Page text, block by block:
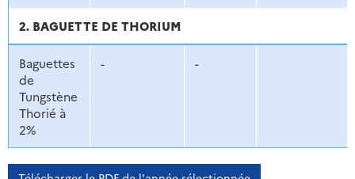
2. BAGUETTE DE THORIUM
Baguettes
de
Tungstène
Thorié à
2%
- -